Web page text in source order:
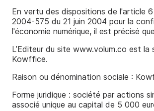
En vertu des dispositions de l'article 6
2004-575 du 21 juin 2004 pour la
l'économie numérique, il est précisé
L’Editeur du site www.volum.co est la
Kowffice.
Raison ou dénomination sociale :
Forme juridique : société par actions
associé unique au capital de 5 000